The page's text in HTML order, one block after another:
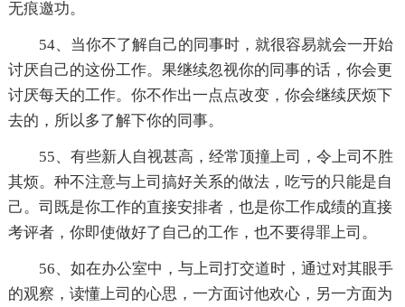
无痕邀功。
54、当你不了解自己的同事时，就很容易就会一开始
讨厌自己的这份工作。果继续忽视你的同事的话，你会更
讨厌每天的工作。你不作出一点点改变，你会继续厌烦下
去的，所以多了解下你的同事。
55、有些新人自视甚高，经常顶撞上司，令上司不胜
其烦。种不注意与上司搞好关系的做法，吃亏的只能是自
己。司既是你工作的直接安排者，也是你工作成绩的直接
考评者，你即使做好了自己的工作，也不要得罪上司。
56、如在办公室中，与上司打交道时，通过对其眼手
的观察，读懂上司的心思，一方面讨他欢心，另一方面为